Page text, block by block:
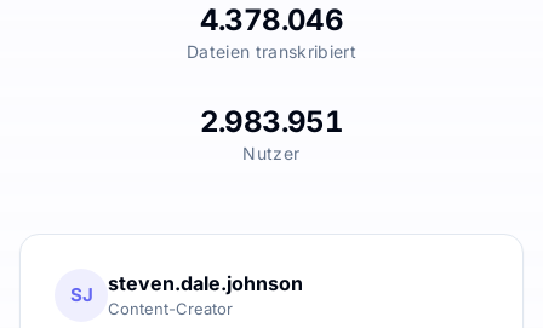
4.378.046
Dateien transkribiert
2.983.951
Nutzer
SJ steven.dale.johnson
Content-Creator